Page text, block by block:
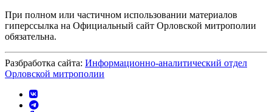
При полном или частичном использовании материалов
гиперссылка на Официальный сайт Орловской митрополии
обязательна.
Разбработка сайта: Информационно-аналитический отдел
Орловской митрополии